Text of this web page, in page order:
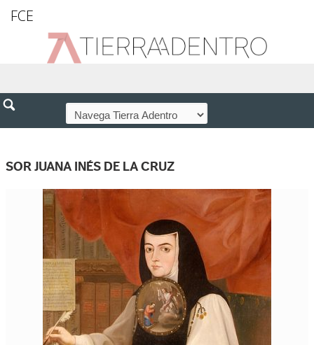
FCE
SOR JUANA INÉS DE LA CRUZ